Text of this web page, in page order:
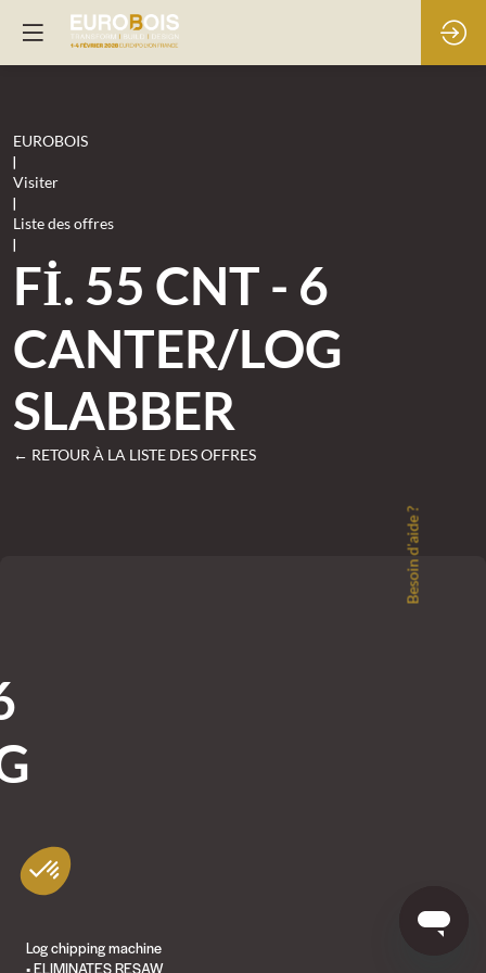
EUROBOIS
|
Visiter
|
Liste des offres
|
Fİ. 55 CNT - 6
CANTER/LOG
SLABBER
← RETOUR À LA LISTE DES OFFRES
Log chipping machine
• ELIMINATES RESAW
Besoin d'aide ?